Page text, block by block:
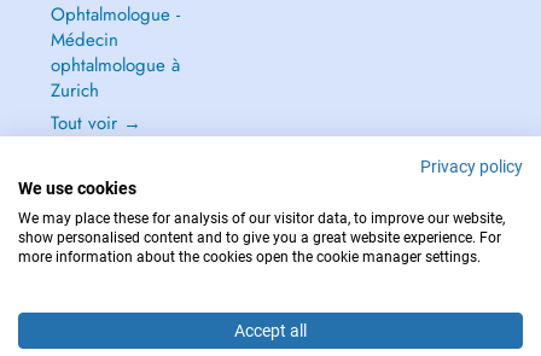
Ophtalmologue -
Médecin
ophtalmologue à
Zurich
Tout voir →
POUR LES URGENCES, CONSULTEZ : 144
Privacy policy
We use cookies
We may place these for analysis of our visitor data, to improve our website,
show personalised content and to give you a great website experience. For
more information about the cookies open the cookie manager settings.
Accept all